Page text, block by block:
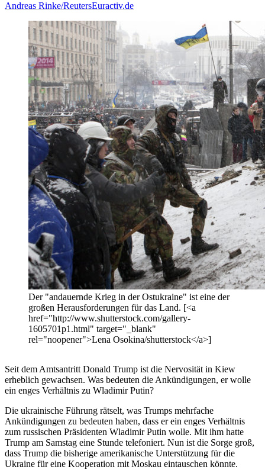
Andreas Rinke/ReutersEuractiv.de
Der "andauernde Krieg in der Ostukraine" ist eine der
großen Herausforderungen für das Land. [<a
href="http://www.shutterstock.com/gallery-
1605701p1.html" target="_blank"
rel="noopener">Lena Osokina/shutterstock</a>]
Seit dem Amtsantritt Donald Trump ist die Nervosität in Kiew
erheblich gewachsen. Was bedeuten die Ankündigungen, er wolle
ein enges Verhältnis zu Wladimir Putin?
Die ukrainische Führung rätselt, was Trumps mehrfache
Ankündigungen zu bedeuten haben, dass er ein enges Verhältnis
zum russischen Präsidenten Wladimir Putin wolle. Mit ihm hatte
Trump am Samstag eine Stunde telefoniert. Nun ist die Sorge groß,
dass Trump die bisherige amerikanische Unterstützung für die
Ukraine für eine Kooperation mit Moskau eintauschen könnte.